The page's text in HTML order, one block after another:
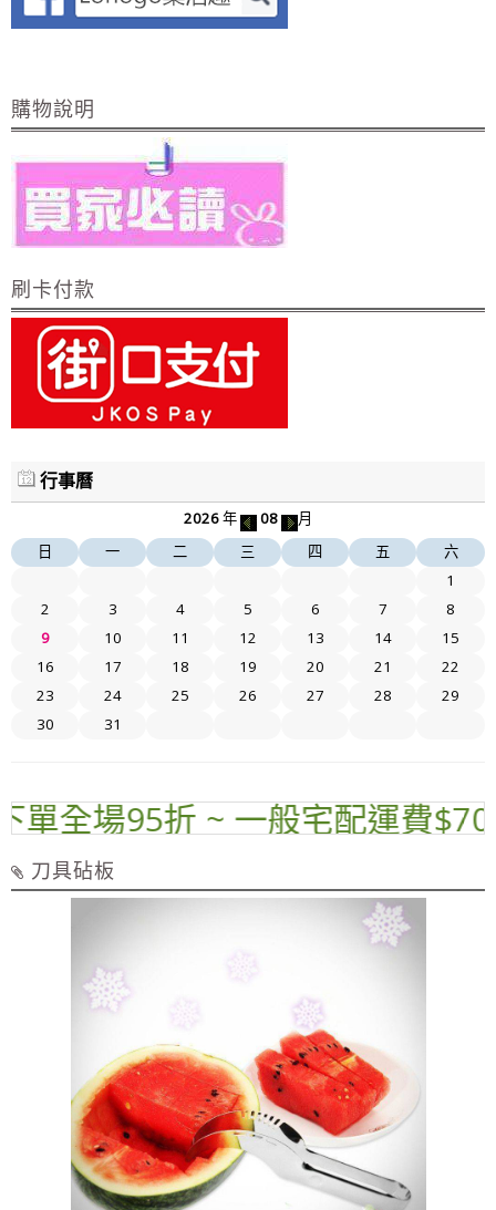
購物說明
刷卡付款
行事曆
2026年 08
月
日
一 二 三 四 五
六
1
2
3 4 5 6 7
8
9
10 11 12 13 14
15
16
17 18 19 20 21
22
23
24 25 26 27 28
29
30
31
全場95折 ~ 一般宅配運費$70
刀具砧板